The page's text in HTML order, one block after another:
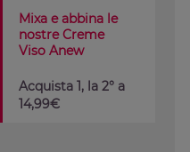
Mixa e abbina le
nostre Creme
Viso Anew
Acquista 1, la 2° a
14,99€